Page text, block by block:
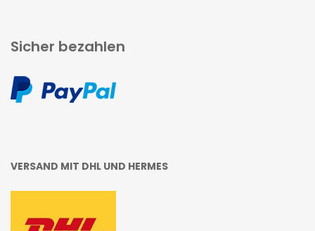
Sicher bezahlen
VERSAND MIT DHL UND HERMES